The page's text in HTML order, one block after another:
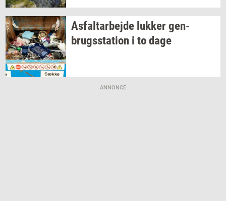
As­fal­t­ar­bej­de luk­kergen­
brugs­sta­tion i to dage
ANNONCE